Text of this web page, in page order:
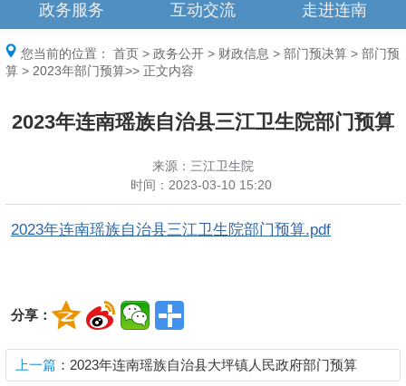
政务服务
互动交流 走进连南
您当前的位置： 首页 > 政务公开 > 财政信息 > 部门预决算 > 部门预
算 > 2023年部门预算>> 正文内容
2023年连南瑶族自治县三江卫生院部门预算
来源：三江卫生院
时间： 2023-03-10 15:20
2023年连南瑶族自治县三江卫生院部门预算.pdf
分享：
上一篇 ：2023年连南瑶族自治县大坪镇人民政府部门预算